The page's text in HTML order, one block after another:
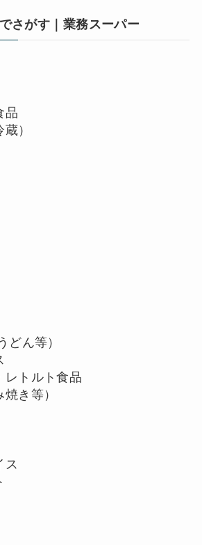
さがす｜業務スーパー
品
）
どん等）
レトルト食品
き等）
ス